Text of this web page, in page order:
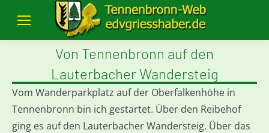
Von Tennenbronn auf den
Lauterbacher Wandersteig
Vom Wanderparkplatz auf der Oberfalkenhöhe in
Tennenbronn bin ich gestartet. Über den Reibehof
ging es auf den Lauterbacher Wandersteig. Über das